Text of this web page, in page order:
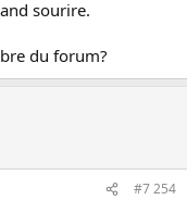
sourire.
du forum?
#7 254